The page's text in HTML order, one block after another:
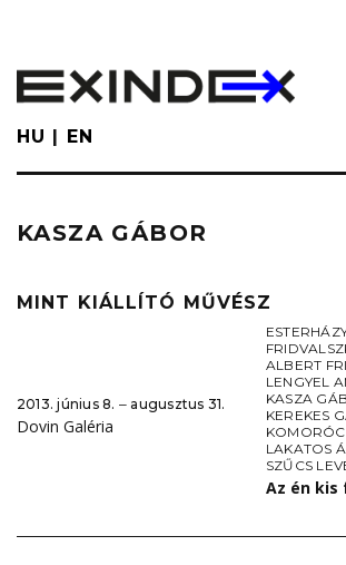
main
content
HU EN
KASZA GÁBOR
MINT KIÁLLÍTÓ MŰVÉSZ
2013. június 8. ‒ augusztus 31.
Dovin Galéria
ALBERT
LENGYEL
KASZA
KEREKES
LAKATOS
SZŰCS
Az én kis